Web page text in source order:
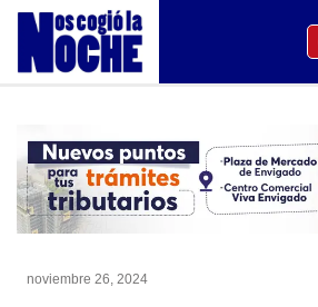
noviembre 26, 2024